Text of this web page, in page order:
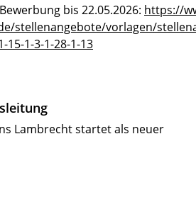
bis 22.05.2026: https://
stellenangebote/vorlagen/
15-1-3-1-28-1-13
Lambrecht startet als neuer